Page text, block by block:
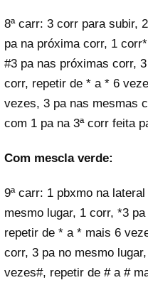
8ª carr: 3 corr para subir,
pa na próxima corr, 1
#3 pa nas próximas corr,
corr, repetir de * a * 6
vezes, 3 pa nas mesmas
com 1 pa na 3ª corr feita
Com mescla verde:
9ª carr: 1 pbxmo na
mesmo lugar, 1 corr, *3
repetir de * a * mais 6
corr, 3 pa no mesmo
vezes#, repetir de # a #